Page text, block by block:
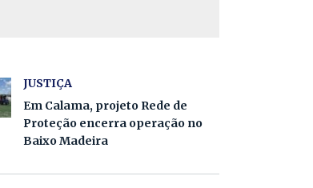
JUSTIÇA
Em Calama, projeto Rede de
Proteção encerra operação no
Baixo Madeira